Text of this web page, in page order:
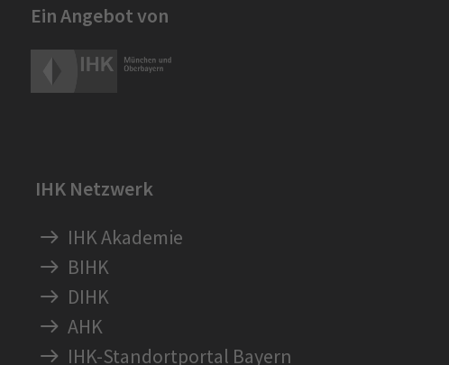
Ein Angebot von
IHK Netzwerk
IHK Akademie
BIHK
DIHK
AHK
IHK-Standortportal Bayern